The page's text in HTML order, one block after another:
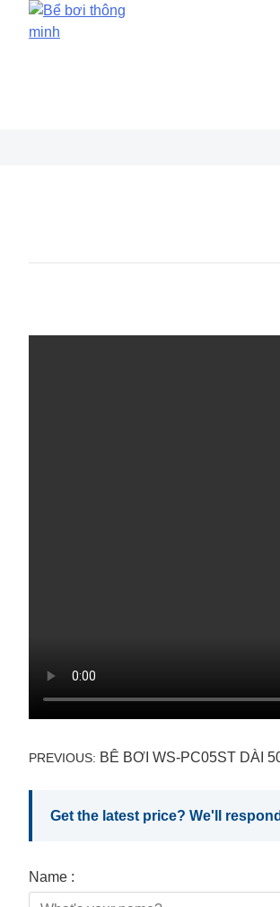
Điều
hướng
bài
PREVIOUS: BÊ BƠI WS-PC05ST DÀI
Get the latest price? We'll
Name :